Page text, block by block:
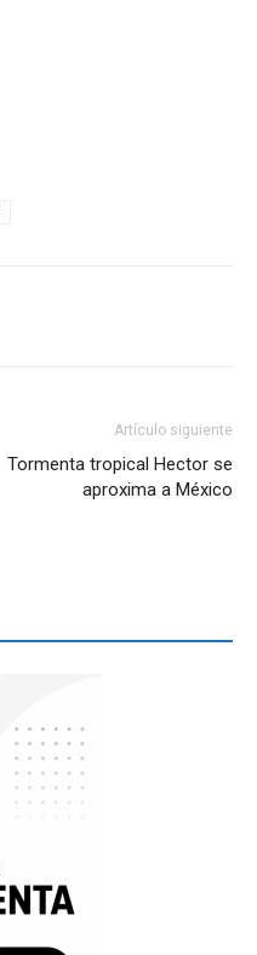
Artículo siguiente
Tormenta tropical Hector se
aproxima a México